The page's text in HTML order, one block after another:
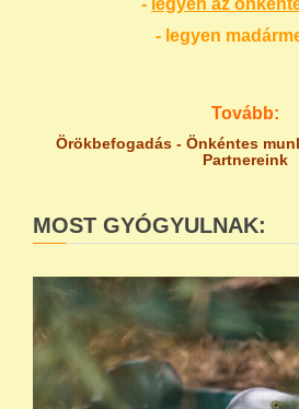
- legyen
Tovább:
Örökbefogadás - Önkéntes
Partnereink
MOST GYÓGYULNAK: